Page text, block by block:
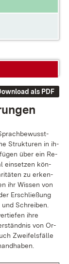
als PDF
Struk­tu­ren in ih­
über ein Re­
ein­set­zen kön­
zu er­ken­
ihr Wis­sen von
Er­schlie­ßung
Schrei­ben.
ih­re
von Or­
Zwei­fels­fäl­le